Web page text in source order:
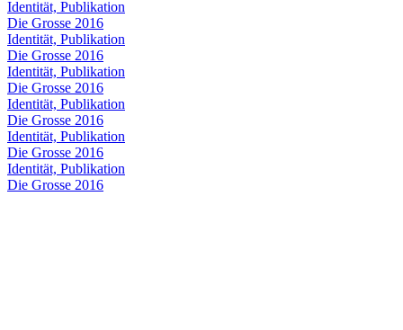
Identität, Publikation
Die Grosse 2016
Identität, Publikation
Die Grosse 2016
Identität, Publikation
Die Grosse 2016
Identität, Publikation
Die Grosse 2016
Identität, Publikation
Die Grosse 2016
Identität, Publikation
Die Grosse 2016